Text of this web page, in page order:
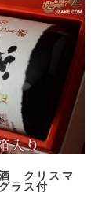
クリスマ
ラス付